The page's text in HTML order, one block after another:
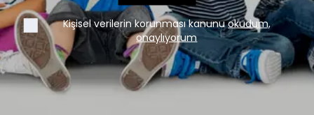
Kişisel verilerin korunması kanunuokudum,
onaylıyorum